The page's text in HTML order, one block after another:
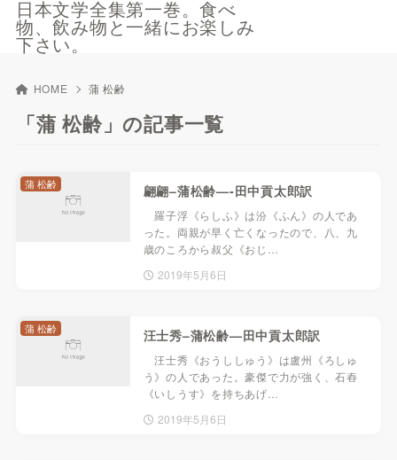
日本文学全集第一巻。食べ
物、飲み物と一緒にお楽しみ
下さい。
HOME 蒲 松齢
「蒲 松齢」の記事一覧
翩翩–蒲松齢—-田中貢太郎訳
羅子浮《らしふ》は汾《ふん》の人であ
った。両親が早く亡くなったので、八、九
歳のころから叔父《おじ…
2019年5月6日
蒲 松齢
汪士秀–蒲松齢—田中貢太郎訳
汪士秀《おうししゅう》は盧州《ろしゅ
う》の人であった。豪傑で力が強く、石舂
《いしうす》を持ちあげ…
2019年5月6日
蒲 松齢